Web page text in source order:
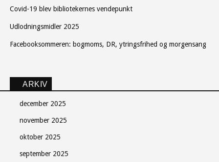
Covid-19 blev bibliotekernes vendepunkt
Udlodningsmidler 2025
Facebooksommeren: bogmoms, DR, ytringsfrihed og morgensang
ARKIV
december 2025
november 2025
oktober 2025
september 2025